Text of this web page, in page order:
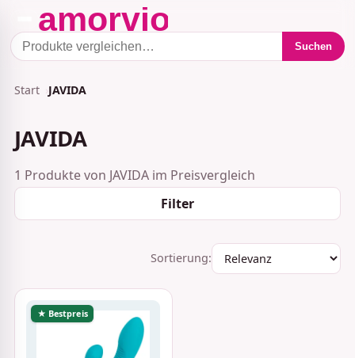
Suchen
Start JAVIDA
JAVIDA
1 Produkte von JAVIDA im Preisvergleich
Filter
Sortierung:
★ Bestpreis